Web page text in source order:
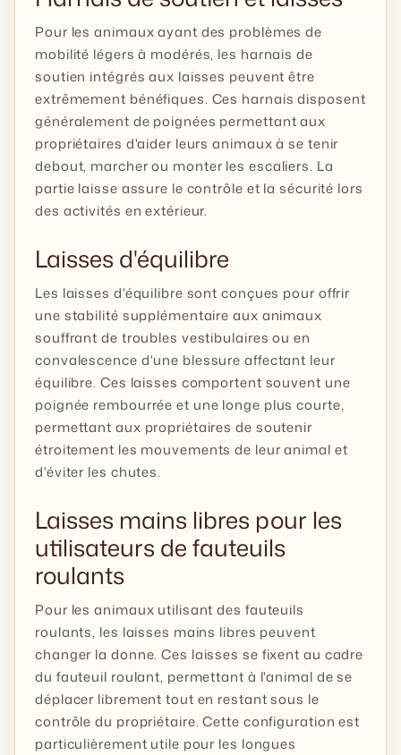
Pour les animaux ayant des problèmes de
mobilité légers à modérés, les harnais de
soutien intégrés aux laisses peuvent être
extrêmement bénéfiques. Ces harnais disposent
généralement de poignées permettant aux
propriétaires d'aider leurs animaux à se tenir
debout, marcher ou monter les escaliers. La
partie laisse assure le contrôle et la sécurité lors
des activités en extérieur.
Laisses d'équilibre
Les laisses d'équilibre sont conçues pour offrir
une stabilité supplémentaire aux animaux
souffrant de troubles vestibulaires ou en
convalescence d'une blessure affectant leur
équilibre. Ces laisses comportent souvent une
poignée rembourrée et une longe plus courte,
permettant aux propriétaires de soutenir
étroitement les mouvements de leur animal et
d'éviter les chutes.
Laisses mains libres pour les
utilisateurs de fauteuils
roulants
Pour les animaux utilisant des fauteuils
roulants, les laisses mains libres peuvent
changer la donne. Ces laisses se fixent au cadre
du fauteuil roulant, permettant à l'animal de se
déplacer librement tout en restant sous le
contrôle du propriétaire. Cette configuration est
particulièrement utile pour les longues